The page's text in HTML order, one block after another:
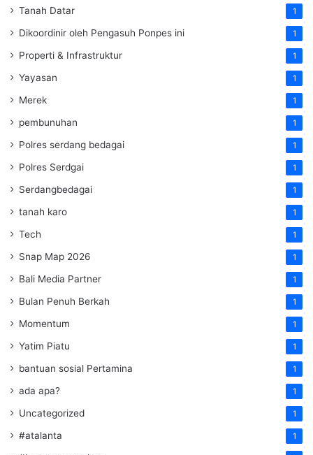
Tanah Datar 1
Dikoordinir oleh Pengasuh Ponpes ini 1
Properti & Infrastruktur 1
Yayasan 1
Merek 1
pembunuhan 1
Polres serdang bedagai 1
Polres Serdgai 1
Serdangbedagai 1
tanah karo 1
Tech 1
Snap Map 2026 1
Bali Media Partner 1
Bulan Penuh Berkah 1
Momentum 1
Yatim Piatu 1
bantuan sosial Pertamina 1
ada apa? 1
Uncategorized 1
#atalanta 1